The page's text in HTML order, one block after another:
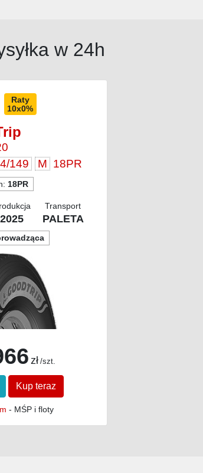
w 24h
Raty
10x0%
149 M 18PR
18PR
2025
Transport
PALETA
zł /szt.
Kup teraz
- MŚP i floty